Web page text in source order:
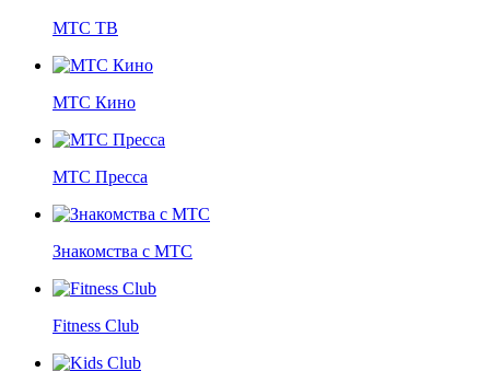
МТС ТВ
МТС Кино
МТС Пресса
Знакомства с МТС
Fitness Club